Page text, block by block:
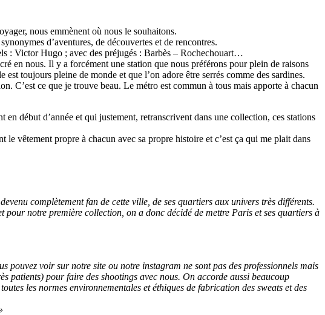
nous emmènent où nous le souhaitons.
d’aventures, de découvertes et de rencontres.
: Victor Hugo ; avec des préjugés : Barbès – Rochechouart…
en nous. Il y a forcément une station que nous préférons pour plein de raisons
toujours pleine de monde et que l’on adore être serrés comme des sardines.
C’est ce que je trouve beau. Le métro est commun à tous mais apporte à chacun
début d’année et qui justement, retranscrivent dans une collection, ces stations
vêtement propre à chacun avec sa propre histoire et c’est ça qui me plait dans
complètement fan de cette ville, de ses quartiers aux univers très différents.
notre première collection, on a donc décidé de mettre Paris et ses quartiers à
pouvez voir sur notre site ou notre instagram ne sont pas des professionnels mais
patients) pour faire des shootings avec nous. On accorde aussi beaucoup
les normes environnementales et éthiques de fabrication des sweats et des